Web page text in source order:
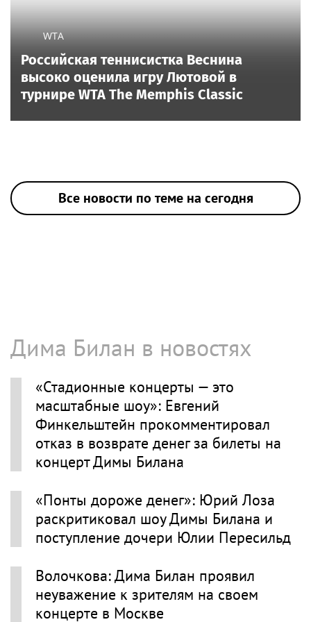
WTA
Российская теннисистка Веснина
высоко оценила игру Лютовой в
турнире WTA The Memphis Classic
Все новости по теме на сегодня
Дима Билан в новостях
«Стадионные концерты — это
масштабные шоу»: Евгений
Финкельштейн прокомментировал
отказ в возврате денег за билеты на
концерт Димы Билана
«Понты дороже денег»: Юрий Лоза
раскритиковал шоу Димы Билана и
поступление дочери Юлии Пересильд
Волочкова: Дима Билан проявил
неуважение к зрителям на своем
концерте в Москве